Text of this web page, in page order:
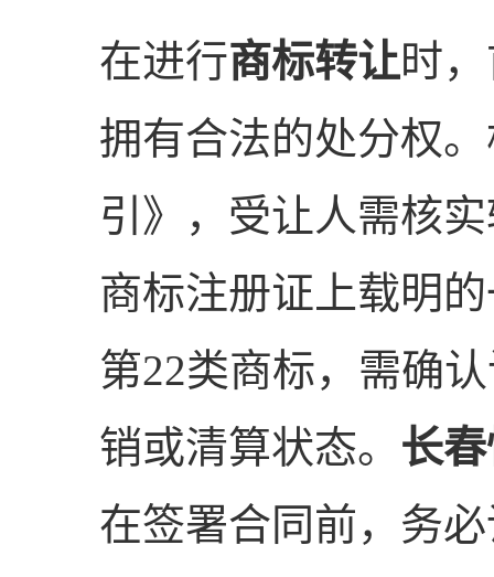
在进行商标转让时
拥有合法的处分权
引》，受让人需核
商标注册证上载明
第22类商标，需确
销或清算状态。 长
在签署合同前，务